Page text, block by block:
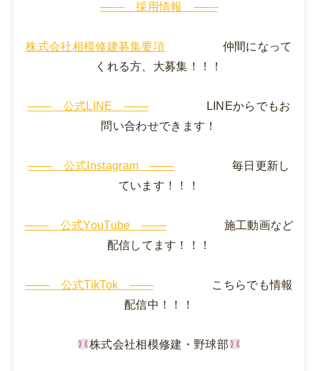
─── 採用情報 ───
株式会社相模修建募集要項 仲間になって
くれる方、大募集！！！
─── 公式LINE ───LINEからでもお
問い合わせできます！
─── 公式Instagram ───毎日更新し
ています！！！
─── 公式YouTube ───施工動画など
配信してます！！！
─── 公式TikTok ───こちらでも情報
配信中！！！
株式会社相模修建・野球部